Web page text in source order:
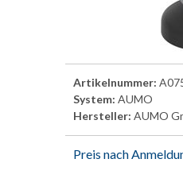
Artikelnummer:
System: AUMO
Hersteller: AUMO
Preis nach